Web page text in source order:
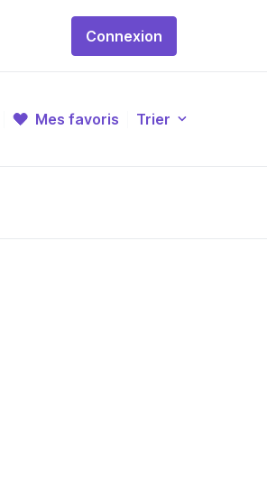
Connexion
Mes favoris Trier